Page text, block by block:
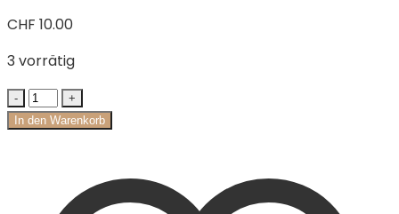
CHF 10.00
3 vorrätig
In den Warenkorb